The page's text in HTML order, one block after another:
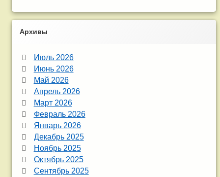
Архивы
Июль 2026
Июнь 2026
Май 2026
Апрель 2026
Март 2026
Февраль 2026
Январь 2026
Декабрь 2025
Ноябрь 2025
Октябрь 2025
Сентябрь 2025